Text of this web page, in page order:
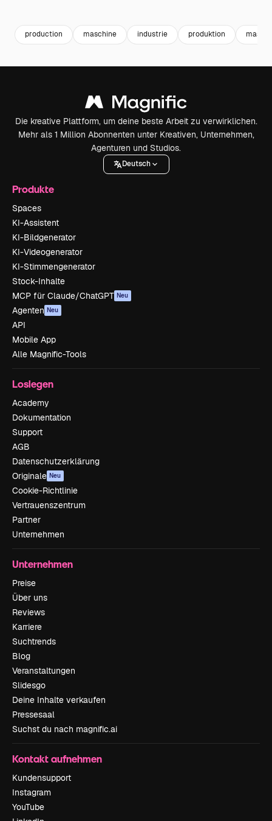
production maschine industrie produktion
Die kreative Plattform, um deine beste Arbeit zu verwirklichen.
Mehr als 1 Million Abonnenten unter Kreativen, Unternehmen,
Agenturen und Studios.
Deutsch
Produkte
Spaces
KI-Assistent
KI-Bildgenerator
KI-Videogenerator
KI-Stimmengenerator
Stock-Inhalte
MCP für Claude/ChatGPT Neu
Agenten Neu
API
Mobile App
Alle Magnific-Tools
Loslegen
Academy
Dokumentation
Support
AGB
Datenschutzerklärung
Originale Neu
Cookie-Richtlinie
Vertrauenszentrum
Partner
Unternehmen
Unternehmen
Preise
Über uns
Reviews
Karriere
Suchtrends
Blog
Veranstaltungen
Slidesgo
Deine Inhalte verkaufen
Pressesaal
Suchst du nach magnific.ai
Kontakt aufnehmen
Kundensupport
Instagram
YouTube